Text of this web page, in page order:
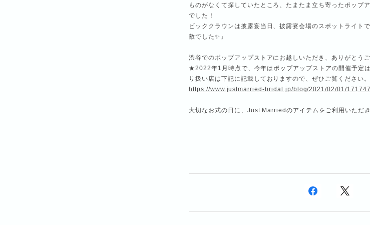
ものがなくて探していたところ、たまたま立ち寄ったポップ
でした！
ビッククラウンは披露宴当日、披露宴会場のスポットライト
敵でした✨」
渋谷でのポップアップストアにお越しいただき、ありがとうご
★2022年1月時点で、今年はポップアップストアの開催予定
り扱い店は下記に記載しておりますので、ぜひご覧ください。
https://www.justmarried-bridal.jp/blog/2021/02/01/171747
大切なお式の日に、Just Marriedのアイテムをご利用いただ